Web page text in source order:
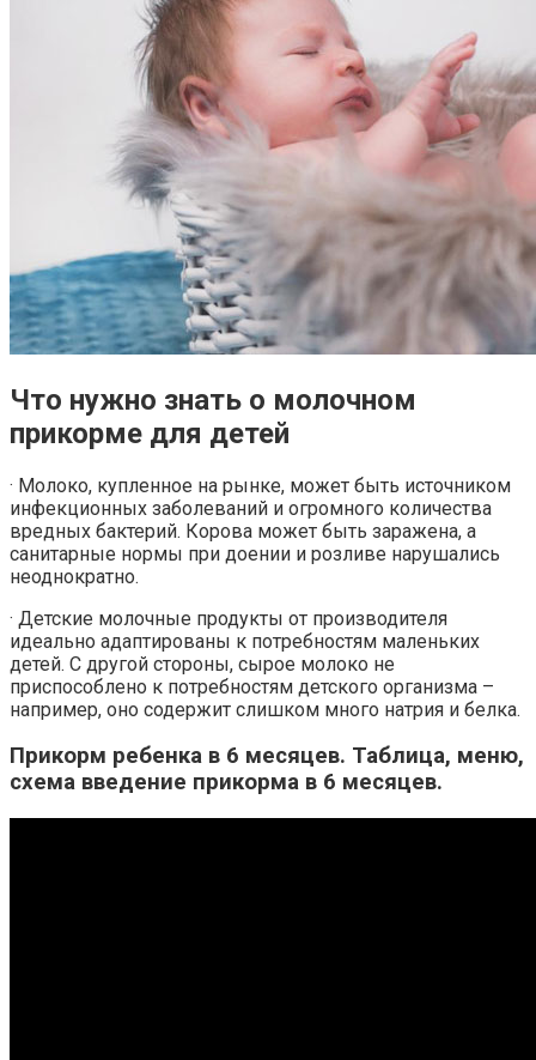
Что нужно знать о молочном
прикорме для детей
· Молоко, купленное на рынке, может быть источником
инфекционных заболеваний и огромного количества
вредных бактерий. Корова может быть заражена, а
санитарные нормы при доении и розливе нарушались
неоднократно.
· Детские молочные продукты от производителя
идеально адаптированы к потребностям маленьких
детей. С другой стороны, сырое молоко не
приспособлено к потребностям детского организма –
например, оно содержит слишком много натрия и белка.
Прикорм ребенка в 6 месяцев. Таблица, меню,
схема введение прикорма в 6 месяцев.